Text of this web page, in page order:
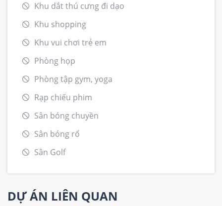
Khu dắt thú cưng đi dạo
Khu shopping
Khu vui chơi trẻ em
Phòng họp
Phòng tập gym, yoga
Rạp chiếu phim
Sân bóng chuyền
Sân bóng rổ
Sân Golf
DỰ ÁN LIÊN QUAN